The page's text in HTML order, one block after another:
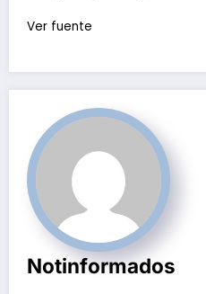
Ver fuente
Notinformados